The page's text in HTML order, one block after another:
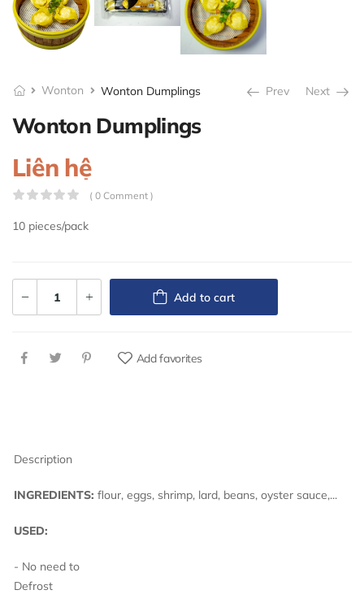
Wonton Wonton Dumplings Prev Next
Wonton Dumplings
Liên hệ
( 0 Comment )
10 pieces/pack
Add to cart
Add favorites
Description
INGREDIENTS: flour, eggs, shrimp, lard, beans, oyster sauce,...
USED:
- No need to